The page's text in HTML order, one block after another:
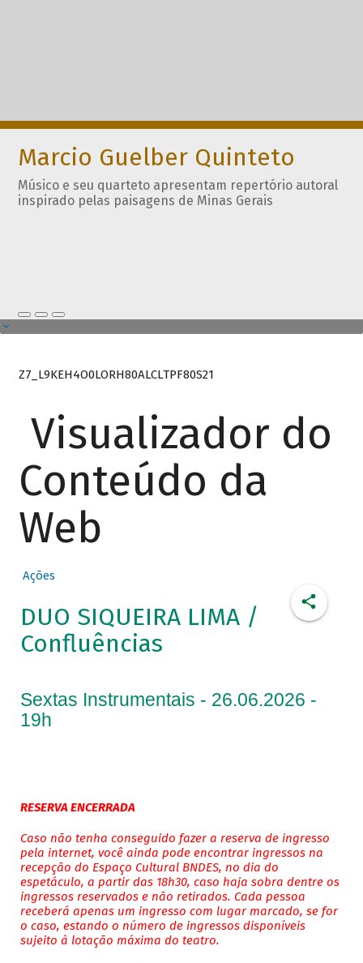
Marcio Guelber Quinteto
Músico e seu quarteto apresentam repertório autoral
inspirado pelas paisagens de Minas Gerais
Z7_L9KEH4O0LORH80ALCLTPF80S21
Visualizador do
Conteúdo da
Web
Ações
DUO SIQUEIRA LIMA /
Confluências
Sextas Instrumentais - 26.06.2026 -
19h
RESERVA ENCERRADA
Caso não tenha conseguido fazer a reserva de ingresso
pela internet, você ainda pode encontrar ingressos na
recepção do Espaço Cultural BNDES, no dia do
espetáculo, a partir das 18h30, caso haja sobra dentre os
ingressos reservados e não retirados. Cada pessoa
receberá apenas um ingresso com lugar marcado, se for
o caso, estando o número de ingressos disponíveis
sujeito à lotação máxima do teatro.